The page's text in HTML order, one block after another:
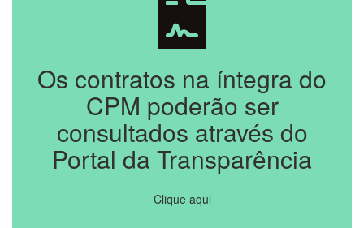
Perguntas
Frequentes
Informação ao
Cidadão
Os contratos na íntegra do
CPM poderão ser
consultados através do
Portal da Transparência
Clique aqui